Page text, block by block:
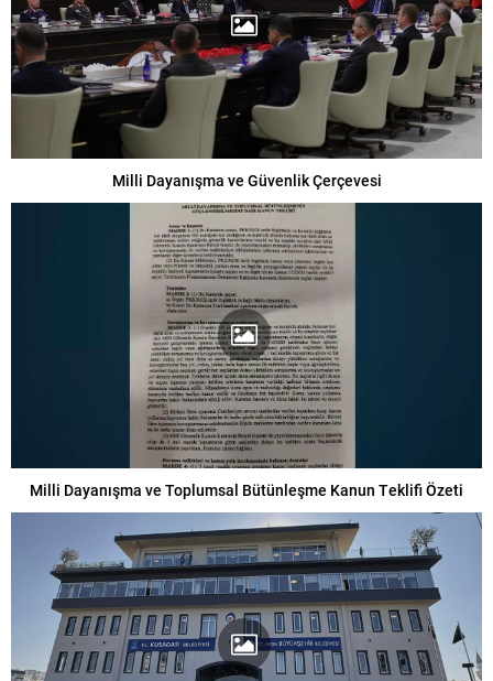
Milli Dayanışma ve Güvenlik Çerçevesi
Milli Dayanışma ve Toplumsal Bütünleşme Kanun Teklifi Özeti